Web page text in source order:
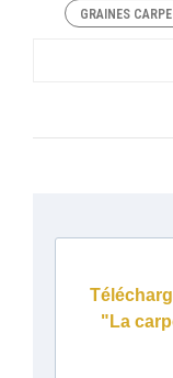
GRAINES CARPE